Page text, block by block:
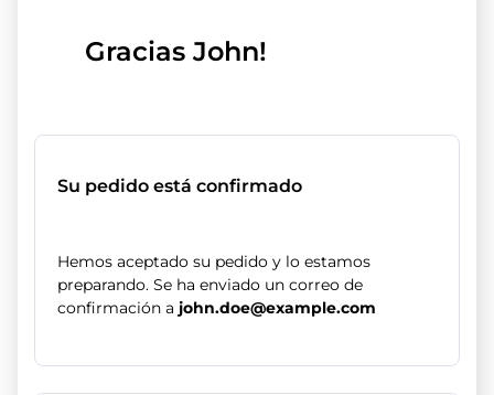
Gracias John!
Su pedido está confirmado
Hemos aceptado su pedido y lo estamos
preparando. Se ha enviado un correo de
confirmación a john.doe@example.com